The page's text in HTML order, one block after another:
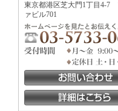
東京都港区芝大門1丁目4-7
ァビル701